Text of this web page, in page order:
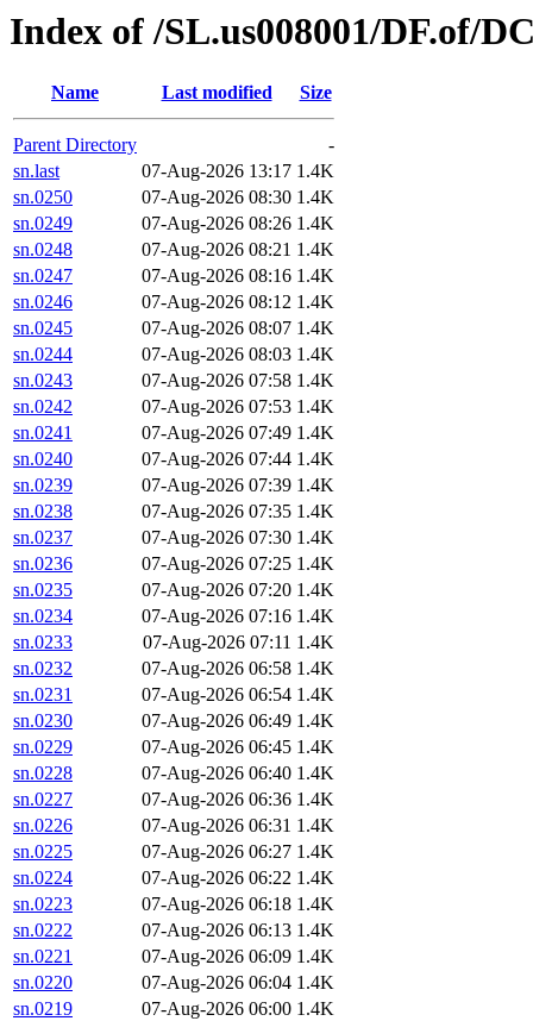
Index of /SL.us008001/DF.of/
Name Last modified Size
Parent Directory
-
sn.last
07-Aug-2026 13:17 1.4K
sn.0250
07-Aug-2026 08:30 1.4K
sn.0249
07-Aug-2026 08:26 1.4K
sn.0248
07-Aug-2026 08:21 1.4K
sn.0247
07-Aug-2026 08:16 1.4K
sn.0246
07-Aug-2026 08:12 1.4K
sn.0245
07-Aug-2026 08:07 1.4K
sn.0244
07-Aug-2026 08:03 1.4K
sn.0243
07-Aug-2026 07:58 1.4K
sn.0242
07-Aug-2026 07:53 1.4K
sn.0241
07-Aug-2026 07:49 1.4K
sn.0240
07-Aug-2026 07:44 1.4K
sn.0239
07-Aug-2026 07:39 1.4K
sn.0238
07-Aug-2026 07:35 1.4K
sn.0237
07-Aug-2026 07:30 1.4K
sn.0236
07-Aug-2026 07:25 1.4K
sn.0235
07-Aug-2026 07:20 1.4K
sn.0234
07-Aug-2026 07:16 1.4K
sn.0233
07-Aug-2026 07:11 1.4K
sn.0232
07-Aug-2026 06:58 1.4K
sn.0231
07-Aug-2026 06:54 1.4K
sn.0230
07-Aug-2026 06:49 1.4K
sn.0229
07-Aug-2026 06:45 1.4K
sn.0228
07-Aug-2026 06:40 1.4K
sn.0227
07-Aug-2026 06:36 1.4K
sn.0226
07-Aug-2026 06:31 1.4K
sn.0225
07-Aug-2026 06:27 1.4K
sn.0224
07-Aug-2026 06:22 1.4K
sn.0223
07-Aug-2026 06:18 1.4K
sn.0222
07-Aug-2026 06:13 1.4K
sn.0221
07-Aug-2026 06:09 1.4K
sn.0220
07-Aug-2026 06:04 1.4K
sn.0219
07-Aug-2026 06:00 1.4K